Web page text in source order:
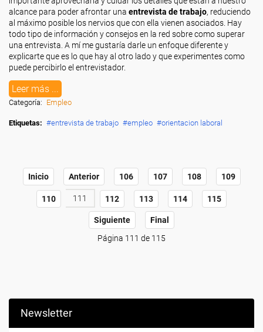
alcance para poder afrontar una entrevista de trabajo, reduciendo
al máximo posible los nervios que con ella vienen asociados. Hay
todo tipo de información y consejos en la red sobre como superar
una entrevista. A mí me gustaría darle un enfoque diferente y
explicarte que es lo que hay al otro lado y que experimentes como
puede percibirlo el entrevistador.
Leer más ...
Categoría: Empleo
Etiquetas: entrevista de trabajo empleo orientacion laboral
Inicio Anterior 106 107 108 109
110 111 112 113 114 115
Siguiente
Final
Página 111 de 115
Newsletter